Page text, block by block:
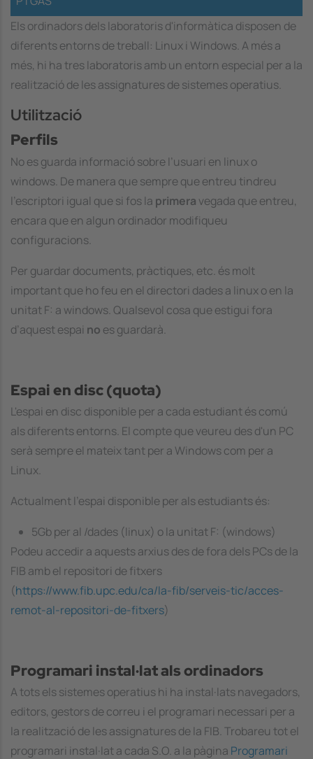
Els ordinadors dels laboratoris d'informàtica disposen de
diferents entorns de treball: Linux i Windows. A més a
més, hi ha tres laboratoris amb un entorn especial per a la
realització de les assignatures de sistemes operatius.
Utilització
Perfils
No es guarda informació sobre l’usuari en linux o
windows. De manera que sempre que entreu tindreu
l’escriptori igual que si fos la primera vegada que entreu,
encara que en algun ordinador modifiqueu
configuracions.
Per guardar documents, pràctiques, etc. és molt
important que ho feu en el directori dadesa linux o en la
unitatF: a windows. Qualsevol cosa que estigui fora
d’aquest espai no es guardarà.
Espai en disc (quota)
L'espai en disc disponible per a cada estudiant és comú
als diferents entorns. El compte que veureu des d'un PC
serà sempre el mateix tant per a Windows com per a
Linux.
Actualment l'espai disponible per als estudiants és:
5Gb per al /dades (linux) o la unitat F: (windows)
Podeu accedir a aquests arxius des de fora dels PCs de la
FIB amb el repositori de fitxers
(https://www.fib.upc.edu/ca/la-fib/serveis-tic/acces-
remot-al-repositori-de-fitxers)
Programari instal·lat als ordinadors
A tots els sistemes operatius hi ha instal·lats navegadors,
editors, gestors de correu i el programari necessari per a
la realització de les assignatures de la FIB. Trobareu tot el
programari instal·lat a cada S.O. a la pàgina Programari